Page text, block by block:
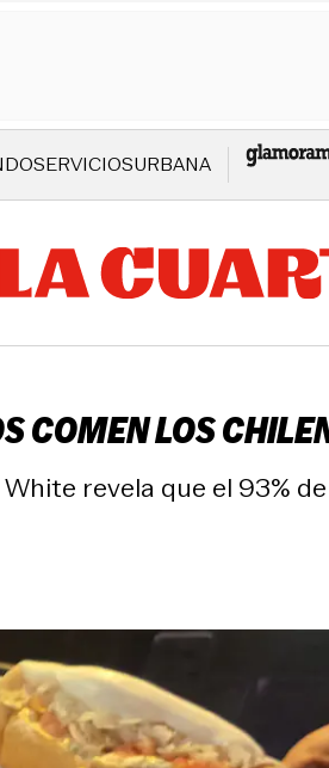
SERVICIOSURBANA
COMEN LOS
revela que el 93%